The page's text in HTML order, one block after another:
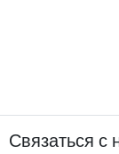
Связаться с